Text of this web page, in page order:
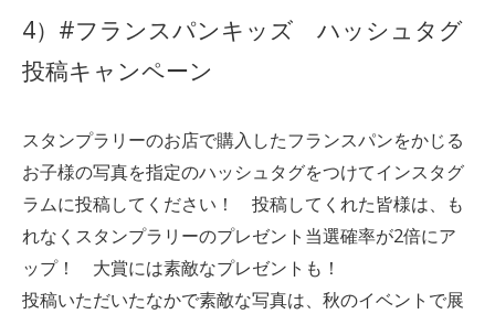
4）#フランスパンキッズ ハッシュタグ
投稿キャンペーン
スタンプラリーのお店で購入したフランスパンをかじる
お子様の写真を指定のハッシュタグをつけてインスタグ
ラムに投稿してください！ 投稿してくれた皆様は、も
れなくスタンプラリーのプレゼント当選確率が2倍にア
ップ！ 大賞には素敵なプレゼントも！
投稿いただいたなかで素敵な写真は、秋のイベントで展